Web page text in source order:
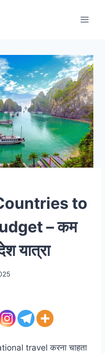
to
– कम
यात्रा
travel करना चाहता